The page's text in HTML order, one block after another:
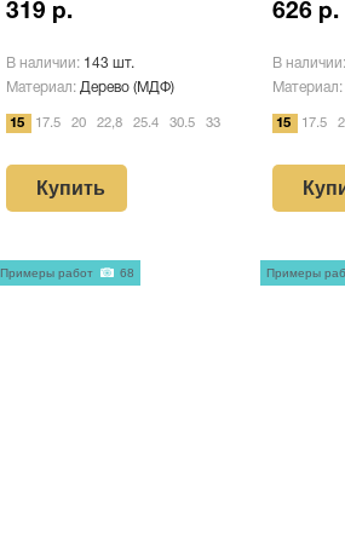
319 р.
В наличии: 143 шт.
Материал: Дерево (МДФ)
15 17.5 20 22,8 25.4 30.5 33
Купить
626 р.
В наличии:
Материал:
15 17.5
Примеры работ 68 Примеры